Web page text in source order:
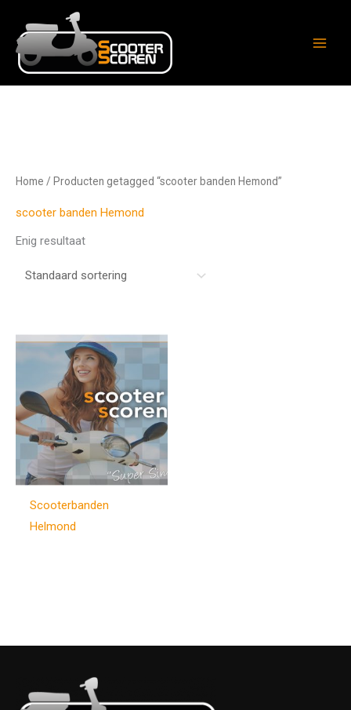
naar
inhoud
Home / Producten getagged “scooter banden Hemond”
scooter banden Hemond
Enig resultaat
Scooterbanden
Helmond